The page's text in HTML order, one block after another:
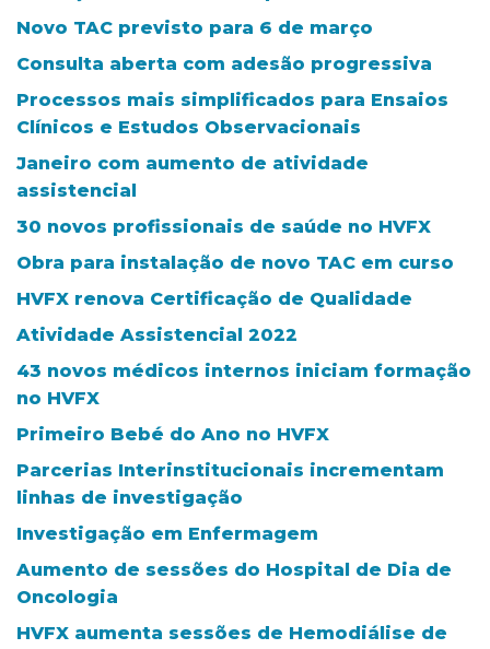
Novo TAC previsto para 6 de março
Consulta aberta com adesão progressiva
Processos mais simplificados para Ensaios
Clínicos e Estudos Observacionais
Janeiro com aumento de atividade
assistencial
30 novos profissionais de saúde no HVFX
Obra para instalação de novo TAC em curso
HVFX renova Certificação de Qualidade
Atividade Assistencial 2022
43 novos médicos internos iniciam formação
no HVFX
Primeiro Bebé do Ano no HVFX
Parcerias Interinstitucionais incrementam
linhas de investigação
Investigação em Enfermagem
Aumento de sessões do Hospital de Dia de
Oncologia
HVFX aumenta sessões de Hemodiálise de